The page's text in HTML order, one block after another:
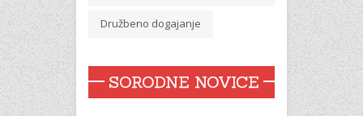
Družbeno dogajanje
SORODNE NOVICE